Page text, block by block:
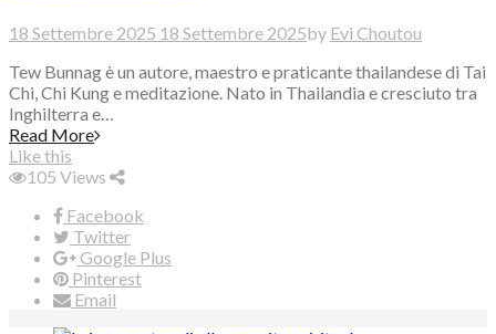
18 Settembre 2025 18 Settembre 2025by Evi Choutou
Tew Bunnag è un autore, maestro e praticante thailandese di Tai
Chi, Chi Kung e meditazione. Nato in Thailandia e cresciuto tra
Inghilterra e…
Read More
Like this
105 Views
Facebook
Twitter
Google Plus
Pinterest
Email